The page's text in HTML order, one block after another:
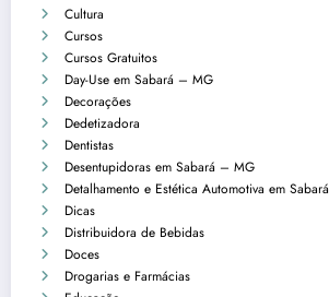
Cultura
Cursos
Cursos Gratuitos
Day-Use em Sabará – MG
Decorações
Dedetizadora
Dentistas
Desentupidoras em Sabará – MG
Detalhamento e Estética Automotiva em Sabará
Dicas
Distribuidora de Bebidas
Doces
Drogarias e Farmácias